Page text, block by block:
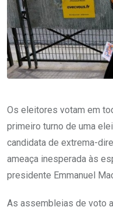
Os eleitores votam em
primeiro turno de uma
candidata de extrema-
ameaça inesperada às
presidente Emmanuel
As assembleias de voto